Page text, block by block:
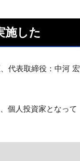
施した
代表取締役：中河 宏
個人投資家となって